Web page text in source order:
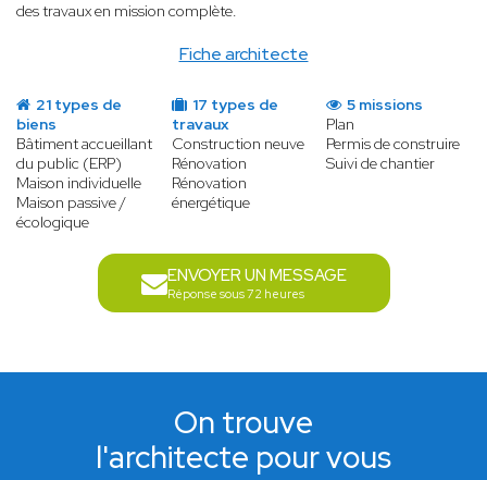
Fiche architecte
des travaux en mission complète.
21 types de
biens
Bâtiment accueillant
du public (ERP)
Maison individuelle
Maison passive /
écologique
17 types de
travaux
Construction neuve
Rénovation
Rénovation
énergétique
5 missions
Plan
Permis de construire
Suivi de chantier
ENVOYER UN MESSAGE
Réponse sous 72 heures
On trouve
l'architecte pour vous